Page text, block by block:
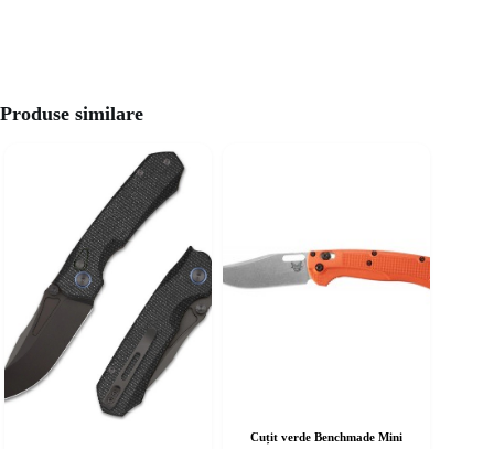
Produse similare
Cuțit verde Benchmade Mini